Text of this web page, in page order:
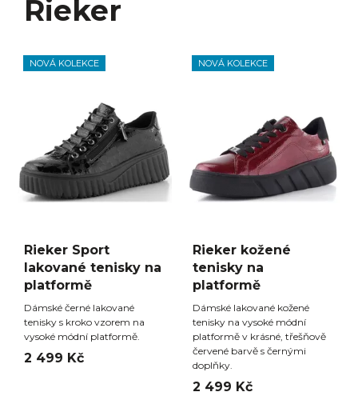
Rieker
NOVÁ KOLEKCE
Rieker Sport
lakované tenisky na
platformě
Dámské černé lakované
tenisky s kroko vzorem na
vysoké módní platformě.
2 499 Kč
NOVÁ KOLEKCE
Rieker kožené
tenisky na
platformě
Dámské lakované kožené
tenisky na vysoké módní
platformě v krásné, třešňově
červené barvě s černými
doplňky.
2 499 Kč